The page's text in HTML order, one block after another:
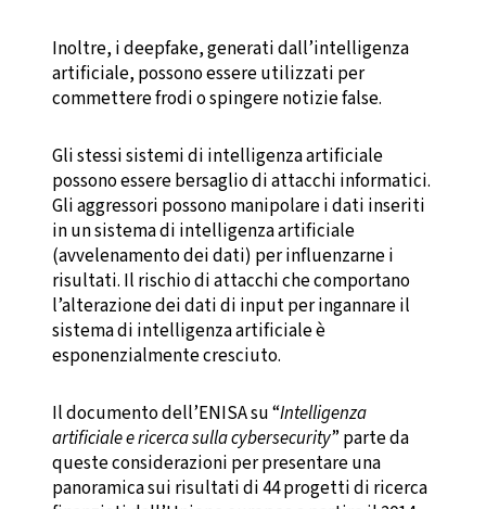
Inoltre, i deepfake, generati dall’intelligenza
artificiale, possono essere utilizzati per
commettere frodi o spingere notizie false.
Gli stessi sistemi di intelligenza artificiale
possono essere bersaglio di attacchi informatici.
Gli aggressori possono manipolare i dati inseriti
in un sistema di intelligenza artificiale
(avvelenamento dei dati) per influenzarne i
risultati. Il rischio di attacchi che comportano
l’alterazione dei dati di input per ingannare il
sistema di intelligenza artificiale è
esponenzialmente cresciuto.
Il documento dell’ENISA su “Intelligenza
artificiale e ricerca sulla cybersecurity” parte da
queste considerazioni per presentare una
panoramica sui risultati di 44 progetti di ricerca